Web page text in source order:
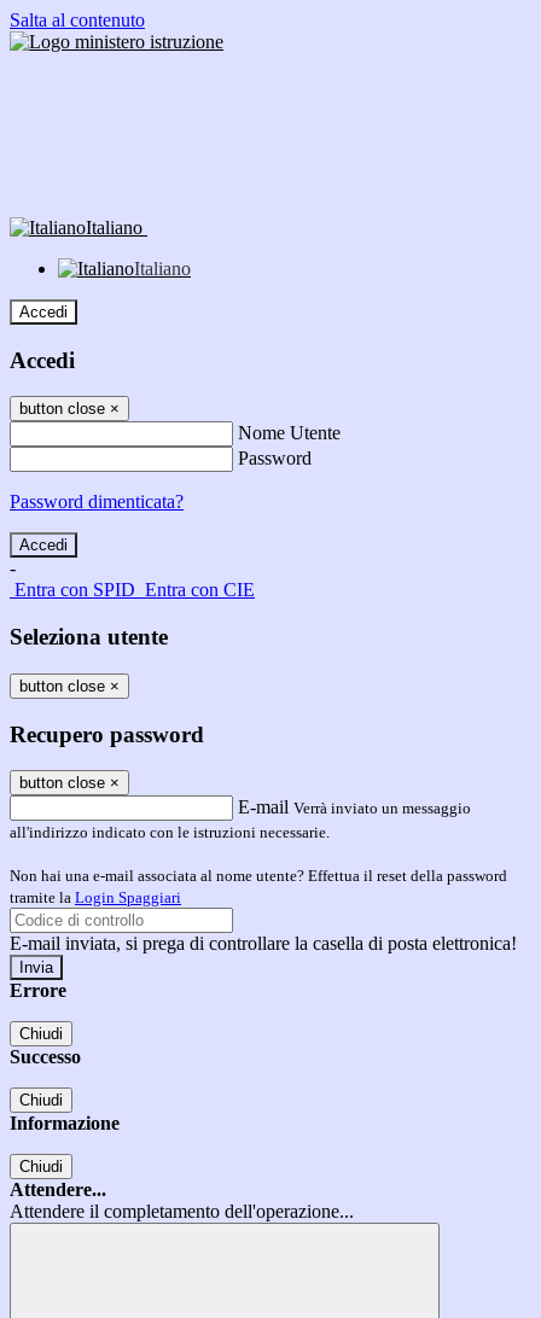
Salta al contenuto
Italiano
Italiano
Accedi
Accedi
button close ×
Nome Utente
Password
Password dimenticata?
-
Entra con SPID Entra con CIE
Seleziona utente
button close ×
Recupero password
button close ×
E-mail Verrà inviato un messaggio
all'indirizzo indicato con le istruzioni necessarie.
Non hai una e-mail associata al nome utente? Effettua il reset della password
tramite la Login Spaggiari
E-mail inviata, si prega di controllare la casella di posta elettronica!
Errore
Chiudi
Successo
Chiudi
Informazione
Chiudi
Attendere...
Attendere il completamento dell'operazione...